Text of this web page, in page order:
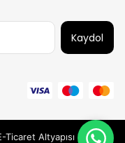
Kaydol
Ticaret Altyapısı ile